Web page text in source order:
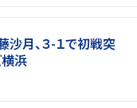
月、３-１で初戦突
浜